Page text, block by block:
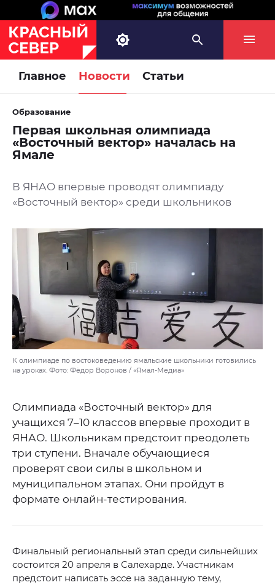
Главное Новости Статьи
Образование
Первая школьная олимпиада
«Восточный вектор» началась на
Ямале
В ЯНАО впервые проводят олимпиаду
«Восточный вектор» среди школьников
К олимпиаде по востоковедению ямальские школьники готовились
на уроках. Фото: Фёдор Воронов / «Ямал-Медиа»
Олимпиада «Восточный вектор» для
учащихся 7–10 классов впервые проходит в
ЯНАО. Школьникам предстоит преодолеть
три ступени. Вначале обучающиеся
проверят свои силы в школьном и
муниципальном этапах. Они пройдут в
формате онлайн-тестирования.
Финальный региональный этап среди сильнейших
состоится 20 апреля в Салехарде. Участникам
предстоит написать эссе на заданную тему,